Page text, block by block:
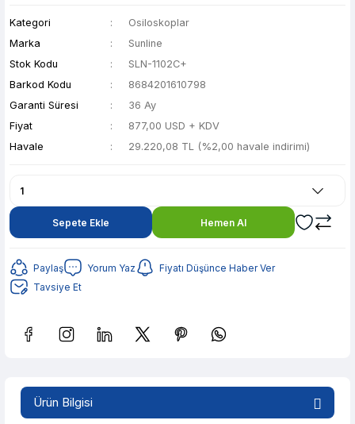
Kategori
Osiloskoplar
Marka
Sunline
Stok Kodu
SLN-1102C+
Barkod Kodu
8684201610798
Garanti Süresi
36 Ay
Fiyat
877,00 USD + KDV
Havale
29.220,08 TL (%2,00 havale indirimi)
Sepete Ekle Hemen Al
Paylaş Yorum Yaz
Fiyatı Düşünce Haber Ver
Tavsiye Et
Ürün Bilgisi